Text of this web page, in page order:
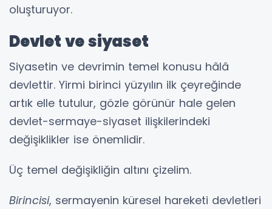
oluşturuyor.
Devlet ve siyaset
Siyasetin ve devrimin temel konusu hâlâ
devlettir. Yirmi birinci yüzyılın ilk çeyreğinde
artık elle tutulur, gözle görünür hale gelen
devlet-sermaye-siyaset ilişkilerindeki
değişiklikler ise önemlidir.
Üç temel değişikliğin altını çizelim.
Birincisi, sermayenin küresel hareketi devletleri